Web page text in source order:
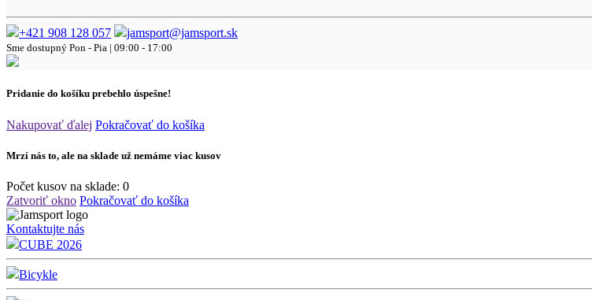
+421 908 128 057 jamsport@jamsport.sk
Sme dostupný Pon - Pia | 09:00 - 17:00
Pridanie do košíku prebehlo úspešne!
Nakupovať ďalej Pokračovať do košíka
Mrzí nás to, ale na sklade už nemáme viac kusov
Počet kusov na sklade: 0
Zatvoriť okno Pokračovať do košíka
Kontaktujte nás
CUBE 2026
Bicykle